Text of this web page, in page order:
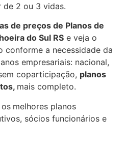
2 ou 3 vidas.
de preços de Planos de
do Sul RS e veja o
conforme a necessidade da
empresariais: nacional,
coparticipação, planos
mais completo.
melhores planos
sócios funcionários e